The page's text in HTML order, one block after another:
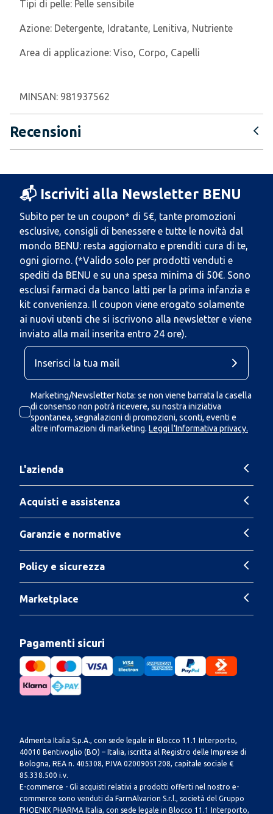
Tipi di pelle: Pelle sensibile
Azione: Detergente, Idratante, Lenitiva, Nutriente
Area di applicazione: Viso, Corpo, Capelli
MINSAN: 981937562
Recensioni
📬 Iscriviti alla Newsletter BENU
Subito per te un coupon* di 5€, tante promozioni
esclusive, consigli di benessere e tutte le novità dal
mondo BENU: resta aggiornato e prenditi cura di te,
ogni giorno. (*Valido solo per prodotti venduti e
spediti da BENU e su una spesa minima di 50€. Sono
esclusi farmaci da banco latti per la prima infanzia e
kit convenienza. Il coupon viene erogato solamente
ai nuovi utenti che si iscrivono alla newsletter e viene
inviato alla mail inserita entro 24 ore).
Marketing/Newsletter Nota: se non viene barrata la casella
di consenso non potrà ricevere, su nostra iniziativa
spontanea, segnalazioni di promozioni, sconti, eventi e
altre informazioni di marketing. Leggi l'Informativa privacy.
L'azienda
Acquisti e assistenza
Garanzie e normative
Policy e sicurezza
Marketplace
Pagamenti sicuri
Admenta Italia S.p.A., con sede legale in Blocco 11.1 Interporto,
40010 Bentivoglio (BO) – Italia, iscritta al Registro delle Imprese di
Bologna, REA n. 405308, P.IVA 02009051208, capitale sociale €
85.338.500 i.v.
E-commerce - Gli acquisti relativi a prodotti offerti nel nostro e-
commerce sono venduti da FarmAlvarion S.r.l., società del Gruppo
PHOENIX PHARMA Italia, con sede legale in Blocco 11.1 Interporto,